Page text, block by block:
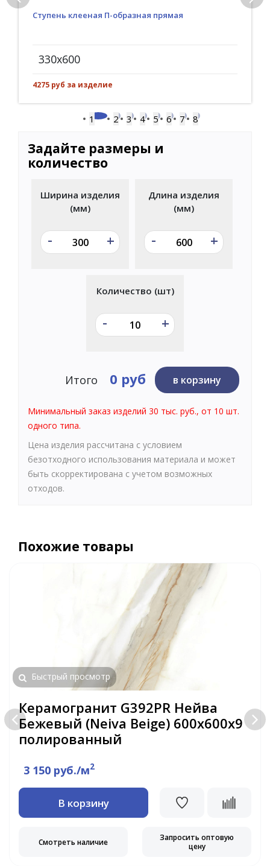
Ступень клееная П-образная прямая
330x600
4275 руб за изделие
1 2 3 4 5 6 7 8
Задайте размеры и
количество
Ширина изделия
(мм)
- +
Длина изделия
(мм)
- +
Количество (шт)
- +
Итого 0 руб в корзину
Минимальный заказ изделий 30 тыс. руб., от 10 шт.
одного типа.
Цена изделия рассчитана с условием
безотходного использования материала и может
быть скорректирована с учетом возможных
отходов.
Похожие товары
Быстрый просмотр
Керамогранит G392PR Нейва
Бежевый (Neiva Beige) 600х600х9
полированный
3 150 руб./м2
В корзину
Смотреть наличие
Запросить оптовую
цену